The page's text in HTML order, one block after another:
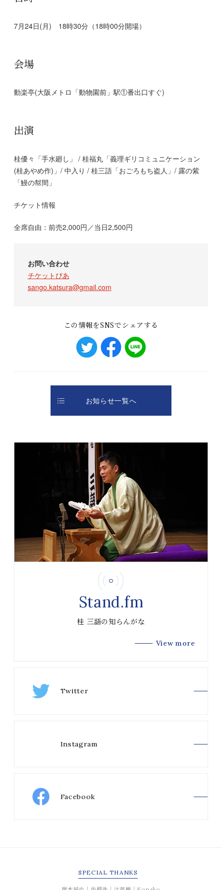
7月24日(月) 18時30分（18時00分開場）
会場
動楽亭(大阪メトロ「動物園前」駅①番出口すぐ)
出演
桂優々「手水廻し」 / 桂福丸「義理ギリコミュニケーション
(桂あやめ作)」/ 中入り / 桂三語「おごろもち盗人」/ 露の紫
「鰻の幇間」
チケット情報
全席自由：前売2,000円／当日2,500円
お問い合わせ
チケットぴあ
sango.katsura@gmail.com
この情報をSNSでシェアする
お知らせ一覧へ
Stand.fm
桂 三語の知らんがな
View more
Twitter
Instagram
Facebook